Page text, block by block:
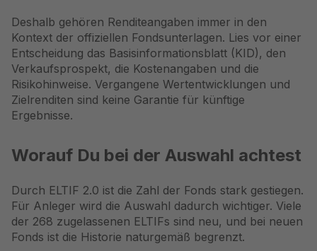
Deshalb gehören Renditeangaben immer in den
Kontext der offiziellen Fondsunterlagen. Lies vor einer
Entscheidung das Basisinformationsblatt (KID), den
Verkaufsprospekt, die Kostenangaben und die
Risikohinweise. Vergangene Wertentwicklungen und
Zielrenditen sind keine Garantie für künftige
Ergebnisse.
Worauf Du bei der Auswahl achtest
Durch ELTIF 2.0 ist die Zahl der Fonds stark gestiegen.
Für Anleger wird die Auswahl dadurch wichtiger. Viele
der 268 zugelassenen ELTIFs sind neu, und bei neuen
Fonds ist die Historie naturgemäß begrenzt.